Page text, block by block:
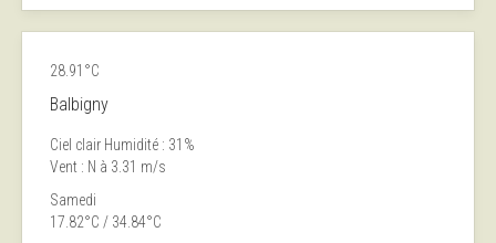
28.91°C
Balbigny
Ciel clair Humidité : 31%
Vent : N à 3.31 m/s
Samedi
17.82°C / 34.84°C